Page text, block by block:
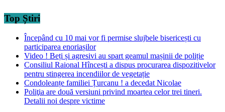
Top Știri
Începând cu 10 mai vor fi permise slujbele bisericești cu
participarea enoriașilor
Video ! Beți și agresivi au spart geamul mașinii de poliție
Consiliul Raional Hîncești a dispus procurarea dispozitivelor
pentru stingerea incendiilor de vegetație
Condoleanțe familiei Țurcanu ! a decedat Nicolae
Poliţia are două versiuni privind moartea celor trei tineri.
Detalii noi despre victime